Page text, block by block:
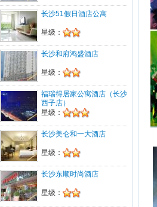
201604****758。
1387591****预订的韩国(Korea)-韩国个
人旅游签证-预定1张已经回传确认。请打
印电子票前往。订单编号为：201603****
884。
1351747****预订的【清迈+清莱】长沙
直飞-小城故事清迈清莱五天悠享之旅2张
已经回传确认。请打印电子票前往。订单
编号为：201603****336。
1867488****预订的【私人订制】华东五
市+水乡乌镇超值七日游2张已经回传确
认。请打印电子票前往。订单编号为：20
1602****028。
1387316****预订的【桂林+北海】乐享
桂林十大名山、阳朔、漓江、冠岩、北海
银滩，百年老街六日游 3张已经回传确
认。请打印电子票前往。订单编号为：20
1601****345。
长沙51假日酒店公寓
星级：
长沙和府鸿盛酒店
星级：
福瑞得居家公寓酒店（长沙
西子店）
星级：
长沙美仑和一大酒店
星级：
长沙东顺时尚酒店
星级：